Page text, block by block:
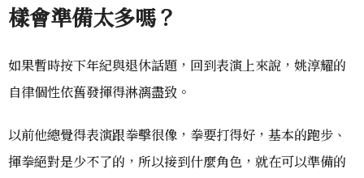
樣會準備太多嗎？
如果暫時按下年紀與退休話題，回到表演上來說，姚淳耀的
自律個性依舊發揮得淋漓盡致。
以前他總覺得表演跟拳擊很像，拳要打得好，基本的跑步、
揮拳絕對是少不了的，所以接到什麼角色，就在可以準備的